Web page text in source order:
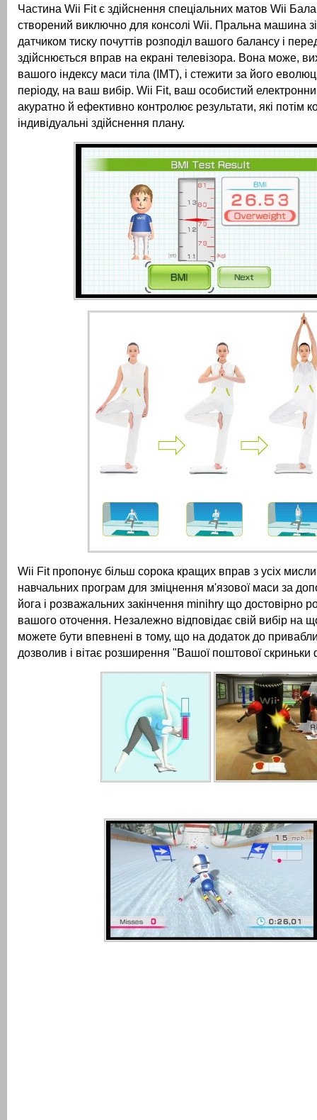
Частина Wii Fit є здійснення спеціальних матов Wii
створений виключно для консолі Wii. Пральна машина
датчиком тиску почуттів розподіл вашого балансу і
здійснюється вправ на екрані телевізора. Вона може,
вашого індексу маси тіла (ІМТ), і стежити за його
періоду, на ваш вибір. Wii Fit, ваш особистий
акуратно й ефективно контролює результати, які потім
індивідуальні здійснення плану.
Wii Fit пропонує більш сорока кращих вправ з усіх
навчальних програм для зміцнення м'язової маси за
йога і розважальних закінчення minihry що достовірно
вашого оточення. Незалежно відповідає свій вибір на
можете бути впевнені в тому, що на додаток до
дозволив і вітає розширення "Вашої поштової скриньки